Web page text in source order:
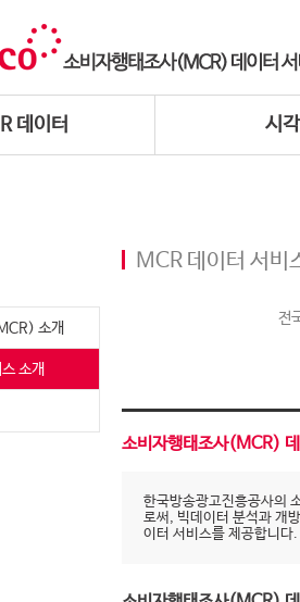
데이터 시
소개
소개
MCR 데이터 서비
전
소비자행태조사(MCR)
한국방송광고진흥공사의
로써, 빅데이터 분석과 개
이터 서비스를 제공합니다.